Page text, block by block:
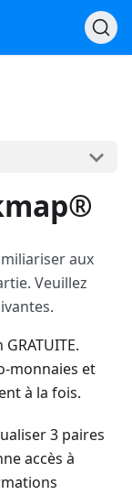
aux
Veuillez
monnaies et
à la fois.
3 paires
accès à